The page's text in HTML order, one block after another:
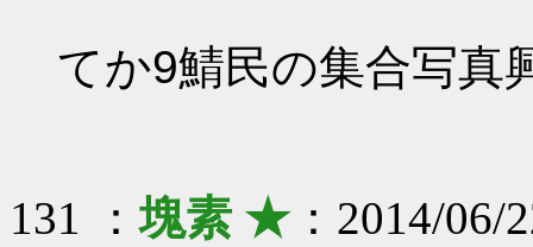
てか9鯖民の集合写真
131 ：塊素 ★：2014/06/